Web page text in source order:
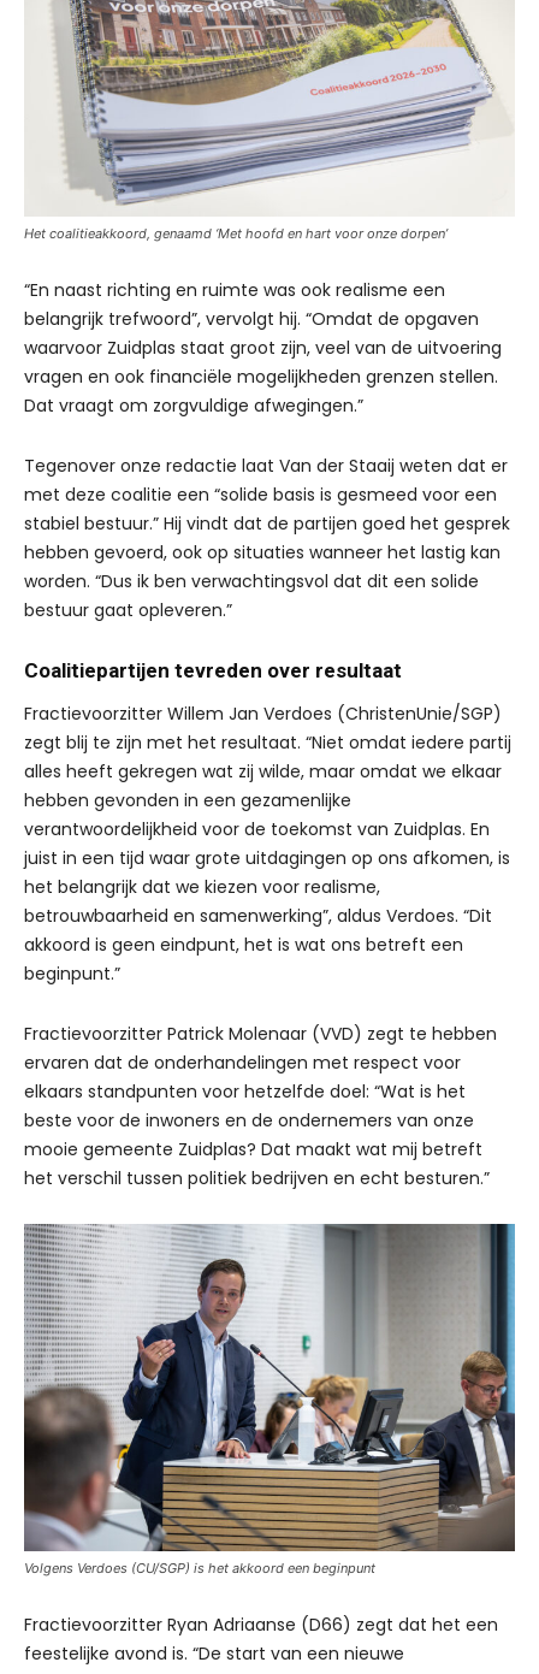
Het coalitieakkoord, genaamd ‘Met hoofd en hart voor onze dorpen’
“En naast richting en ruimte was ook realisme een
belangrijk trefwoord”, vervolgt hij. “Omdat de opgaven
waarvoor Zuidplas staat groot zijn, veel van de uitvoering
vragen en ook financiële mogelijkheden grenzen stellen.
Dat vraagt om zorgvuldige afwegingen.”
Tegenover onze redactie laat Van der Staaij weten dat er
met deze coalitie een “solide basis is gesmeed voor een
stabiel bestuur.” Hij vindt dat de partijen goed het gesprek
hebben gevoerd, ook op situaties wanneer het lastig kan
worden. “Dus ik ben verwachtingsvol dat dit een solide
bestuur gaat opleveren.”
Coalitiepartijen tevreden over resultaat
Fractievoorzitter Willem Jan Verdoes (ChristenUnie/SGP)
zegt blij te zijn met het resultaat. “Niet omdat iedere partij
alles heeft gekregen wat zij wilde, maar omdat we elkaar
hebben gevonden in een gezamenlijke
verantwoordelijkheid voor de toekomst van Zuidplas. En
juist in een tijd waar grote uitdagingen op ons afkomen, is
het belangrijk dat we kiezen voor realisme,
betrouwbaarheid en samenwerking”, aldus Verdoes. “Dit
akkoord is geen eindpunt, het is wat ons betreft een
beginpunt.”
Fractievoorzitter Patrick Molenaar (VVD) zegt te hebben
ervaren dat de onderhandelingen met respect voor
elkaars standpunten voor hetzelfde doel: “Wat is het
beste voor de inwoners en de ondernemers van onze
mooie gemeente Zuidplas? Dat maakt wat mij betreft
het verschil tussen politiek bedrijven en echt besturen.”
Volgens Verdoes (CU/SGP) is het akkoord een beginpunt
Fractievoorzitter Ryan Adriaanse (D66) zegt dat het een
feestelijke avond is. “De start van een nieuwe